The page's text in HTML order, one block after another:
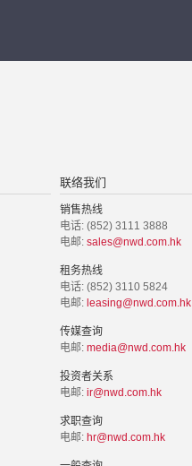
联络我们
销售热线
电话: (852) 3111 3888
电邮: sales@nwd.com.hk
租务热线
电话: (852) 3110 5824
电邮: leasing@nwd.com.hk
传媒查询
电邮: media@nwd.com.hk
投资者关系
电邮: ir@nwd.com.hk
求职查询
电邮: hr@nwd.com.hk